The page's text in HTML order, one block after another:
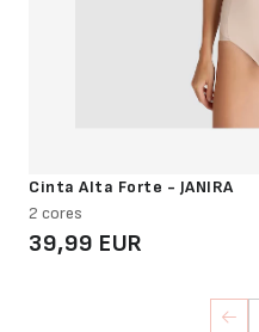
Cinta Alta Forte - JANIRA
2 cores
39,99 EUR